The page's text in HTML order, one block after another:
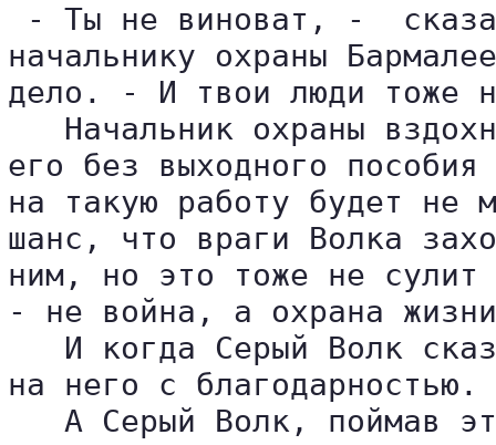
- Ты не виноват, -
начальнику охраны
дело. - И твои люди тоже
Начальник охраны
его без выходного
на такую работу будет не
шанс, что враги Волка
ним, но это тоже не сулит
- не война, а охрана
И когда Серый Волк
на него с благодарностью.
А Серый Волк, поймав